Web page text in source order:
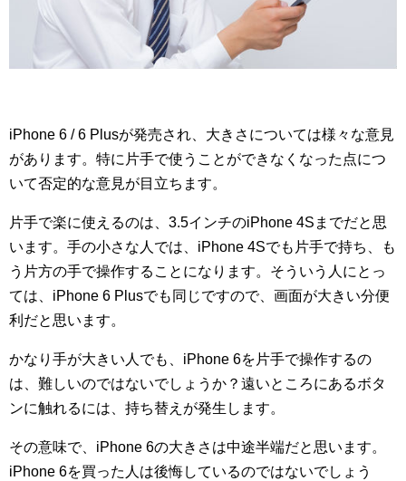
iPhone 6 / 6 Plusが発売され、大きさについては様々な意見
があります。特に片手で使うことができなくなった点につ
いて否定的な意見が目立ちます。
片手で楽に使えるのは、3.5インチのiPhone 4Sまでだと思
います。手の小さな人では、iPhone 4Sでも片手で持ち、も
う片方の手で操作することになります。そういう人にとっ
ては、iPhone 6 Plusでも同じですので、画面が大きい分便
利だと思います。
かなり手が大きい人でも、iPhone 6を片手で操作するの
は、難しいのではないでしょうか？遠いところにあるボタ
ンに触れるには、持ち替えが発生します。
その意味で、iPhone 6の大きさは中途半端だと思います。
iPhone 6を買った人は後悔しているのではないでしょう